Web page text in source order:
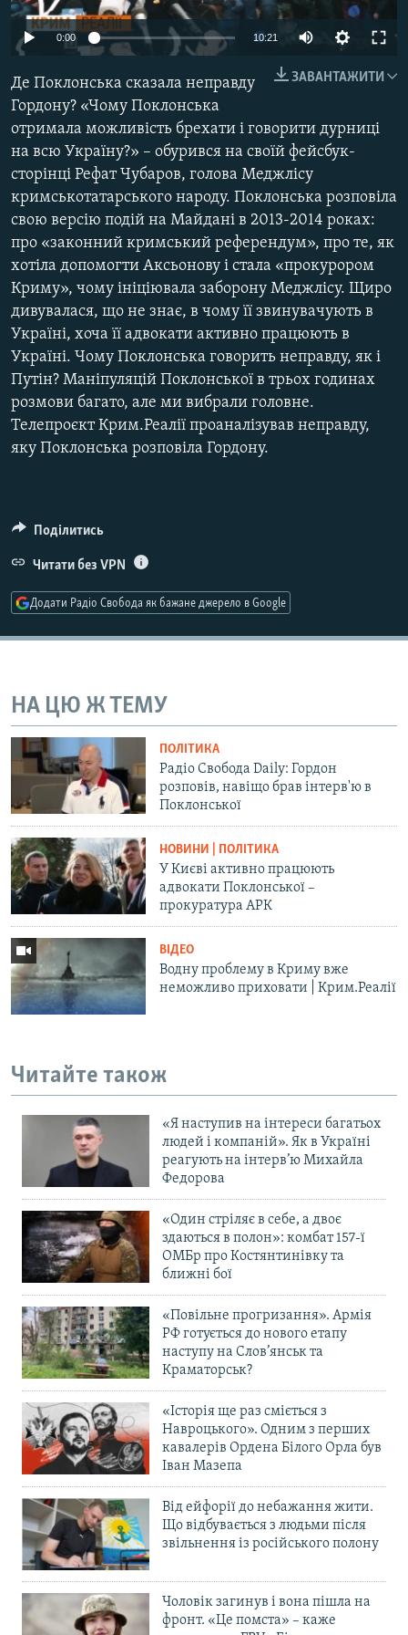
МУЛЬТИМЕДІА
ФОТО
СПЕЦПРОЄКТИ
ПОДКАСТИ
КРИМ РЕАЛІЇ
РУС
УКР
КТАТ
Усі сайти RFE/RL
270p 480p
0:00 10:21
480p
1080p
ЗАВАНТАЖИТИ
Де Поклонська сказала неправду
Гордону? «Чому Поклонська
отримала можливість брехати і говорити дурниці
на всю Україну?» – обурився на своїй фейсбук-
сторінці Рефат Чубаров, голова Меджлісу
кримськотатарського народу. Поклонська розповіла
свою версію подій на Майдані в 2013-2014 роках:
про «законний кримський референдум», про те, як
хотіла допомогти Аксьонову і стала «прокурором
Криму», чому ініціювала заборону Меджлісу. Щиро
дивувалася, що не знає, в чому її звинувачують в
Україні, хоча її адвокати активно працюють в
Україні. Чому Поклонська говорить неправду, як і
Путін? Маніпуляцій Поклонської в трьох годинах
розмови багато, але ми вибрали головне.
Телепроєкт Крим.Реалії проаналізував неправду,
яку Поклонська розповіла Гордону.
Поділитись
Читати без VPN
Додати Радіо Свобода як бажане джерело в Google
НА ЦЮ Ж ТЕМУ
ПОЛІТИКА
Радіо Свобода Daily: Гордон
розповів, навіщо брав інтерв'ю в
Поклонської
НОВИНИ | ПОЛІТИКА
У Києві активно працюють
адвокати Поклонської –
прокуратура АРК
ВІДЕО
Водну проблему в Криму вже
неможливо приховати | Крим.Реалії
Читайте також
«Я наступив на інтереси багатьох
людей і компаній». Як в Україні
реагують на інтерв’ю Михайла
Федорова
«Один стріляє в себе, а двоє
здаються в полон»: комбат 157-ї
ОМБр про Костянтинівку та
ближні бої
«Повільне прогризання». Армія
РФ готується до нового етапу
наступу на Слов’янськ та
Краматорськ?
«Історія ще раз сміється з
Навроцького». Одним з перших
кавалерів Ордена Білого Орла був
Іван Мазепа
Від ейфорії до небажання жити.
Що відбувається з людьми після
звільнення із російського полону
Чоловік загинув і вона пішла на
фронт. «Це помста» – каже